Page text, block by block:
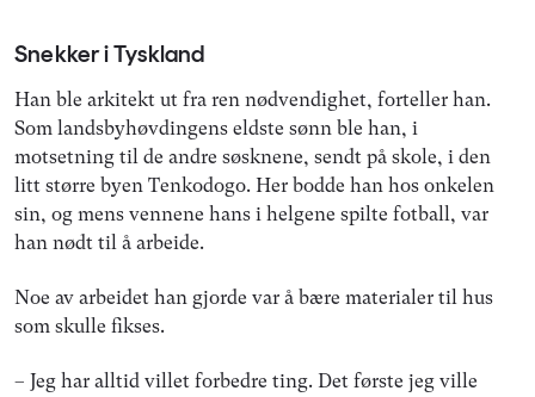
Snekker i Tyskland
Han ble arkitekt ut fra ren nødvendighet, forteller han.
Som landsbyhøvdingens eldste sønn ble han, i
motsetning til de andre søsknene, sendt på skole, i den
litt større byen Tenkodogo. Her bodde han hos onkelen
sin, og mens vennene hans i helgene spilte fotball, var
han nødt til å arbeide.
Noe av arbeidet han gjorde var å bære materialer til hus
som skulle fikses.
– Jeg har alltid villet forbedre ting. Det første jeg ville